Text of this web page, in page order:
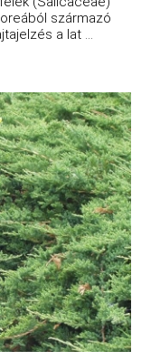
származó
a lat ...